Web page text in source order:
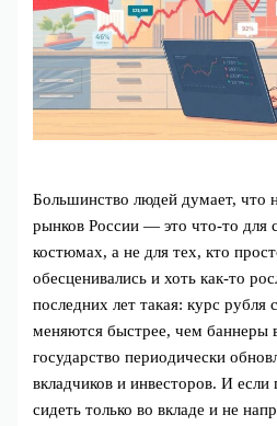
Большинство людей думает, что
рынков России — это что‑то для
костюмах, а не для тех, кто
обесценивались и хоть как‑то
последних лет такая: курс рубля
меняются быстрее, чем баннеры
государство периодически
вкладчиков и инвесторов. И
сидеть только во вкладе и не